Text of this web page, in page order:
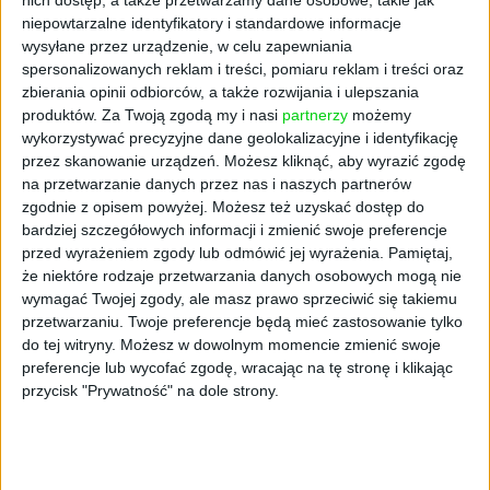
niepowtarzalne identyfikatory i standardowe informacje
wysyłane przez urządzenie, w celu zapewniania
spersonalizowanych reklam i treści, pomiaru reklam i treści oraz
zbierania opinii odbiorców, a także rozwijania i ulepszania
produktów. Za Twoją zgodą my i nasi partnerzy możemy
wykorzystywać precyzyjne dane geolokalizacyjne i identyfikację
przez skanowanie urządzeń. Możesz kliknąć, aby wyrazić zgodę
na przetwarzanie danych przez nas i naszych partnerów
zgodnie z opisem powyżej. Możesz też uzyskać dostęp do
bardziej szczegółowych informacji i zmienić swoje preferencje
przed wyrażeniem zgody lub odmówić jej wyrażenia. Pamiętaj,
że niektóre rodzaje przetwarzania danych osobowych mogą nie
wymagać Twojej zgody, ale masz prawo sprzeciwić się takiemu
przetwarzaniu. Twoje preferencje będą mieć zastosowanie tylko
do tej witryny. Możesz w dowolnym momencie zmienić swoje
preferencje lub wycofać zgodę, wracając na tę stronę i klikając
przycisk "Prywatność" na dole strony.
zgłaszanym dotychczas zastrzeżeniom,
niemniej zawierają wiele niejasnych
sformułowań, przez co nadal mogą
wywoływać wątpliwości interpretacyjne –
komentuje Wioletta Żukowska-Czaplicka,
ekspertka Pracodawców RP ds. regulacji.
Projekt zakłada wyodrębnienie pracodawców
jako oddzielnej grupy podmiotów
uprawnionych do skorzystania z przestoju
ekonomicznego i obniżonego wymiaru czasu
pracy (ale bez dofinansowania z FGŚP).
Rozwiązania te będą miały charakter czasowy,
a do ich wprowadzenia będzie konieczne
zawarcie porozumienia ze związkami
zawodowymi, a w razie ich braku – z